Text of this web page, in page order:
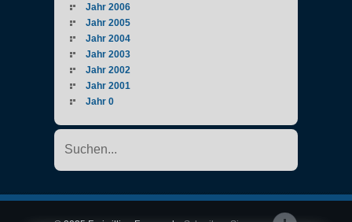
Jahr 2006
Jahr 2005
Jahr 2004
Jahr 2003
Jahr 2002
Jahr 2001
Jahr 0